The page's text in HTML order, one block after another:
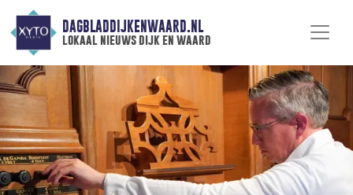
DAGBLADDIJKENWAARD.NL
lokaal nieuws dijk en waard